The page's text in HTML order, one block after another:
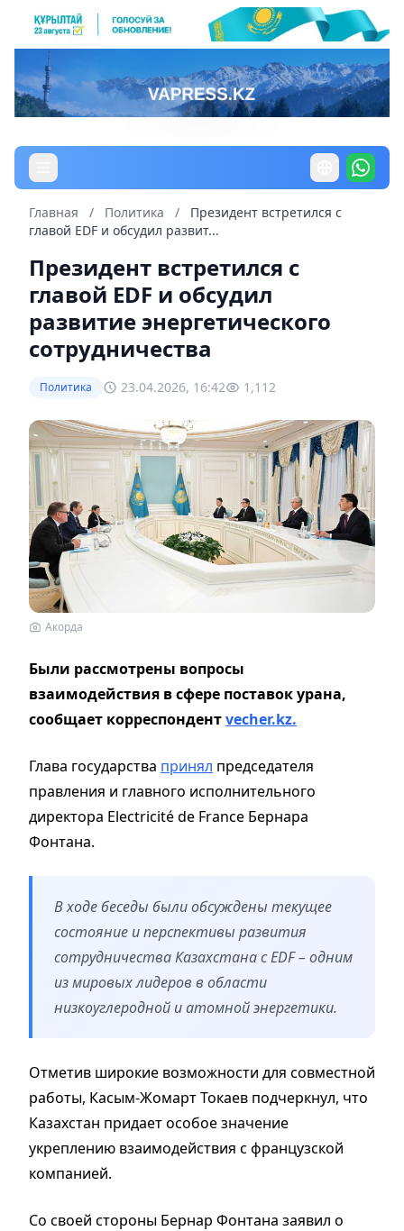
Главная / Политика /
Президент встретился с
главой EDF и обсудил развит...
Президент встретился с
главой EDF и обсудил
развитие энергетического
сотрудничества
Политика 23.04.2026, 16:42 1,112
Акорда
Были рассмотрены вопросы
взаимодействия в сфере поставок урана,
сообщает корреспондентvecher.kz.
Глава государства принял председателя
правления и главного исполнительного
директора Electricité de France Бернара
Фонтана.
В ходе беседы были обсуждены текущее
состояние и перспективы развития
сотрудничества Казахстана с EDF – одним
из мировых лидеров в области
низкоуглеродной и атомной энергетики.
Отметив широкие возможности для совместной
работы, Касым-Жомарт Токаев подчеркнул, что
Казахстан придает особое значение
укреплению взаимодействия с французской
компанией.
Со своей стороны Бернар Фонтана заявил о